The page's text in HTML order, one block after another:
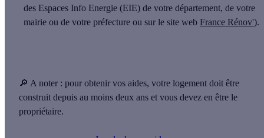
des Espaces Info Energie (EIE) de votre département, de votre
mairie ou de votre préfecture ou sur le site web France Rénov').
🔎 A noter : pour obtenir vos aides, votre logement doit être
construit depuis au moins deux ans et vous devez en être le
propriétaire.